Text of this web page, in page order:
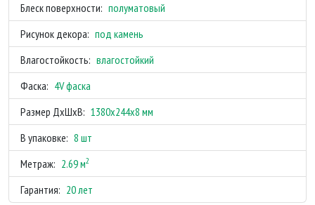
Блеск поверхности: полуматовый
Рисунок декора: под камень
Влагостойкость: влагостойкий
Фаска: 4V фаска
Размер ДхШхВ: 1380x244x8 мм
В упаковке: 8 шт
Метраж: 2.69 м2
Гарантия: 20 лет